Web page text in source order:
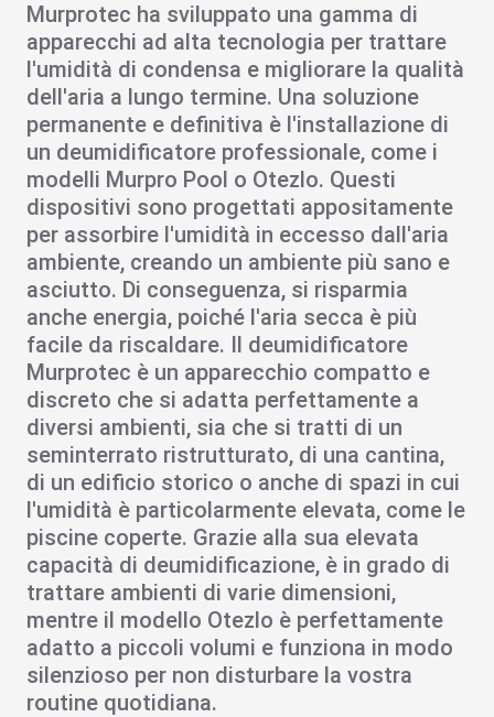
Murprotec ha sviluppato una gamma di
apparecchi ad alta tecnologia per trattare
l'umidità di condensa e migliorare la qualità
dell'aria a lungo termine. Una soluzione
permanente e definitiva è l'installazione di
un deumidificatore professionale, come i
modelli Murpro Pool o Otezlo. Questi
dispositivi sono progettati appositamente
per assorbire l'umidità in eccesso dall'aria
ambiente, creando un ambiente più sano e
asciutto. Di conseguenza, si risparmia
anche energia, poiché l'aria secca è più
facile da riscaldare. Il deumidificatore
Murprotec è un apparecchio compatto e
discreto che si adatta perfettamente a
diversi ambienti, sia che si tratti di un
seminterrato ristrutturato, di una cantina,
di un edificio storico o anche di spazi in cui
l'umidità è particolarmente elevata, come le
piscine coperte. Grazie alla sua elevata
capacità di deumidificazione, è in grado di
trattare ambienti di varie dimensioni,
mentre il modello Otezlo è perfettamente
adatto a piccoli volumi e funziona in modo
silenzioso per non disturbare la vostra
routine quotidiana.